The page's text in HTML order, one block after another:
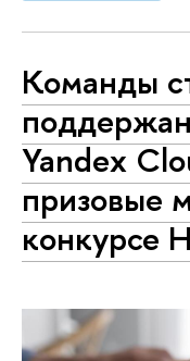
Команды
Yandex
призовые
конкурсе